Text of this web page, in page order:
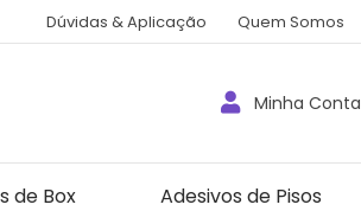
Dúvidas & Aplicação Quem Somos
Minha Conta
de Box Adesivos de Pisos